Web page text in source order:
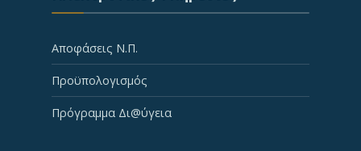
Αποφάσεις Ν.Π.
Προϋπολογισμός
Πρόγραμμα Δι@ύγεια